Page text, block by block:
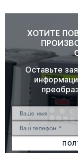
ХОТИТЕ
Оставьте